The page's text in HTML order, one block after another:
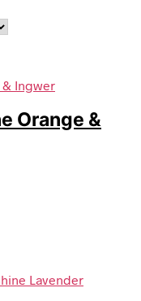
Orange &